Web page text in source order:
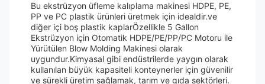
Bu ekstrüzyon üfleme kalıplama makinesi HDPE, PE,
PP ve PC plastik ürünleri üretmek için idealdir.ve
diğer içi boş plastik kaplarÖzellikle 5 Gallon
Ekstrüzyon için Otomatik HDPE/PE/PP/PC Motoru ile
Yürütülen Blow Molding Makinesi olarak
uygundur.Kimyasal gibi endüstrilerde yaygın olarak
kullanılan büyük kapasiteli konteynerler için güvenilir
ve sürekli üretim sağlamak, tarım ve gıda sektörleri.